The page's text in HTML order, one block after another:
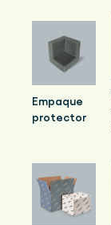
Empaque
protector